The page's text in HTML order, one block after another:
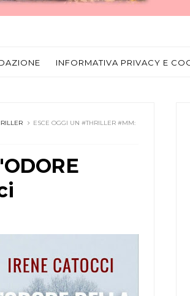
INFORMATIVA PRIVACY E
ESCE OGGI UN #THRILLER #MM: